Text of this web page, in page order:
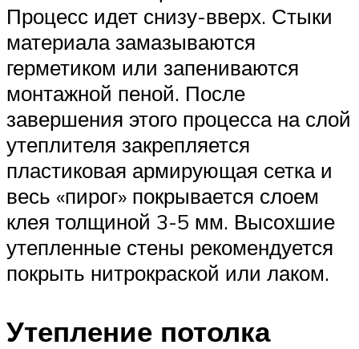
Процесс идет снизу-вверх. Стыки
материала замазываются
герметиком или запениваются
монтажной пеной. После
завершения этого процесса на слой
утеплителя закрепляется
пластиковая армирующая сетка и
весь «пирог» покрывается слоем
клея толщиной 3-5 мм. Высохшие
утепленные стены рекомендуется
покрыть нитрокраской или лаком.
Утепление потолка